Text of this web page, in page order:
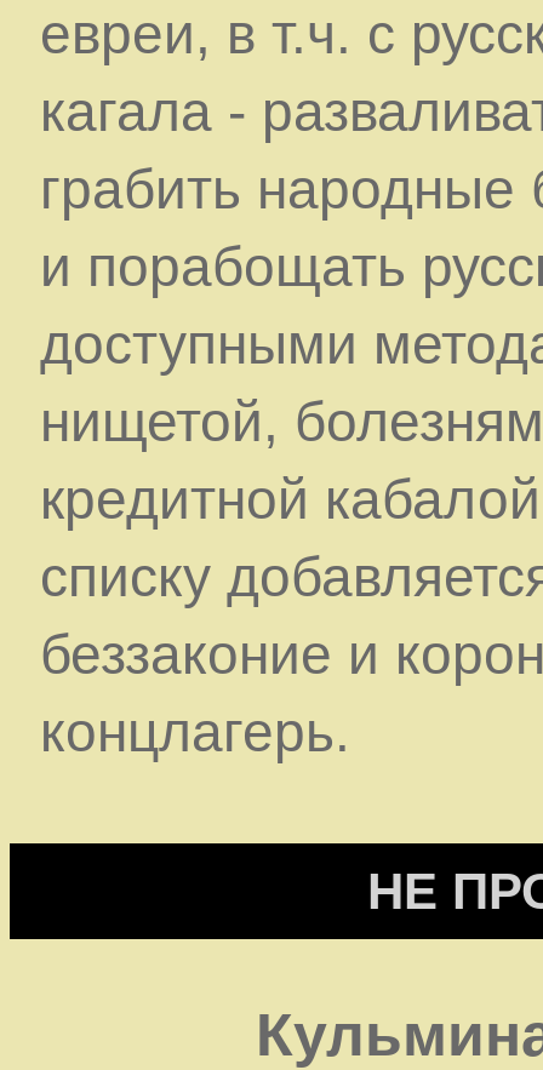
евреи, в т.ч. с
кагала -
грабить народные
и порабощать
доступными
нищетой,
кредитной
списку
беззаконие и
концлагерь.
НЕ